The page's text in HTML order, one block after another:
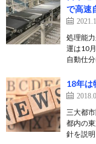
で高速
処理能
運は10
自動仕
18年は
三大都
都内の
針を説